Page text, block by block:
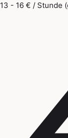
13 - 16 € / Stunde